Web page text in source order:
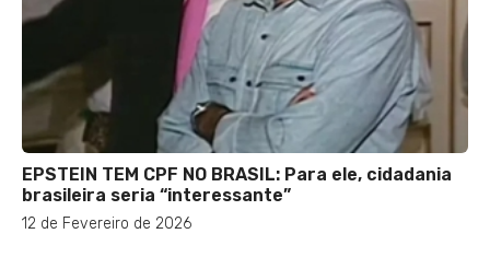
EPSTEIN TEM CPF NO BRASIL: Para ele, cidadania
brasileira seria “interessante”
12 de Fevereiro de 2026